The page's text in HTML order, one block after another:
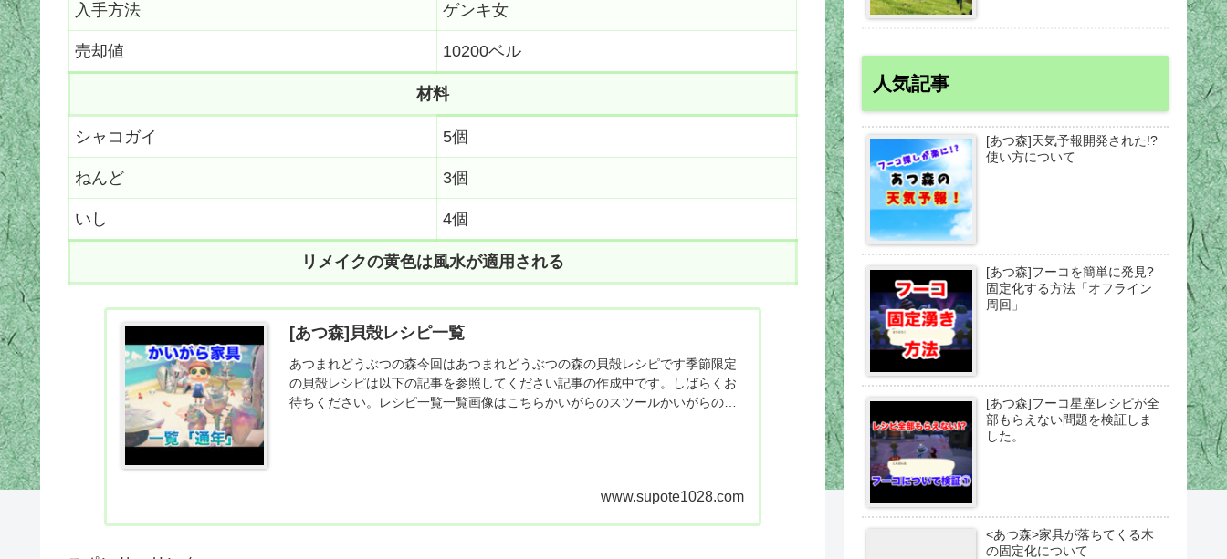
入手方法 ゲンキ女
売却値 10200ベル
材料
シャコガイ 5個
ねんど 3個
いし 4個
リメイクの黄色は風水が適用される
[あつ森]貝殻レシピ一覧
あつまれどうぶつの森今回はあつまれどうぶつの森の貝殻レシピです季節限定
の貝殻レシピは以下の記事を参照してください記事の作成中です。しばらくお
待ちください。レシピ一覧一覧画像はこちらかいがらのスツールかいがらのア
www.supote1028.com
人気記事
[あつ森]天気予報開発された!?
使い方について
[あつ森]フーコを簡単に発見?
固定化する方法「オフライン
周回」
[あつ森]フーコ星座レシピが全
部もらえない問題を検証しま
した。
<あつ森>家具が落ちてくる木
の固定化について